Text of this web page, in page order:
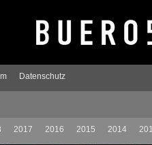
Datenschutz
2017 2016 2015 2014